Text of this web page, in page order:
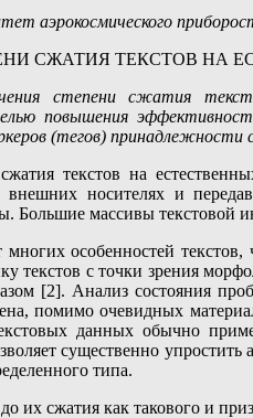
аэрокосмического
СЖАТИЯ ТЕКСТОВ НА
степени сжатия
повышения
(тегов) принадлежности
текстов на
носителях и
массивы текстовой
особенностей
текстов с точки зрения
[2]. Анализ состояния
помимо очевидных
данных обычно
существенно
типа.
их сжатия как такового и